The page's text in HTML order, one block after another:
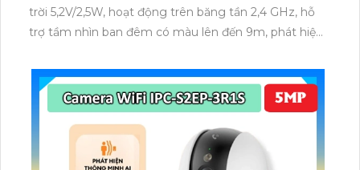
trời 5,2V/2,5W, hoạt động trên băng tần 2,4 GHz, hỗ
trợ tầm nhìn ban đêm có màu lên đến 9m, phát hiện
dữ liệu qua thẻ microSD lên đến 512GB.